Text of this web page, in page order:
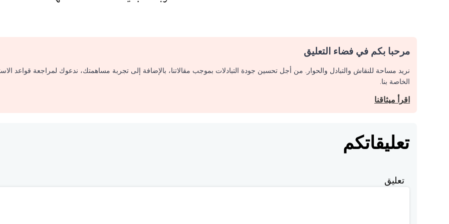
مرحبا بكم في فضاء التعليق
نريد مساحة للنقاش والتبادل والحوار. من أجل تحسين جودة التبادلات بموجب مقالاتنا، بالإضافة إلى تجربة مساهمتك، ندعوك لمراجعة قواعد
الخاصة بنا.
اقرأ ميثاقنا
تعليقاتكم
تعليق